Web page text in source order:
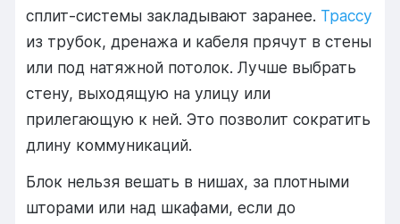
сплит-системы закладывают заранее. Трассу
из трубок, дренажа и кабеля прячут в стены
или под натяжной потолок. Лучше выбрать
стену, выходящую на улицу или
прилегающую к ней. Это позволит сократить
длину коммуникаций.
Блок нельзя вешать в нишах, за плотными
шторами или над шкафами, если до